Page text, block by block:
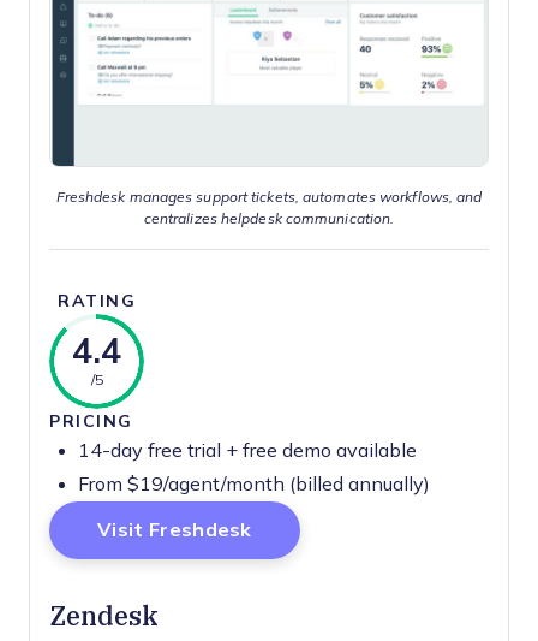
Freshdesk manages support tickets, automates workflows, and
centralizes helpdesk communication.
RATING
4.4
/5
PRICING
14-day free trial + free demo available
From $19/agent/month (billed annually)
Visit FreshdeskOpens New Window
Zendesk